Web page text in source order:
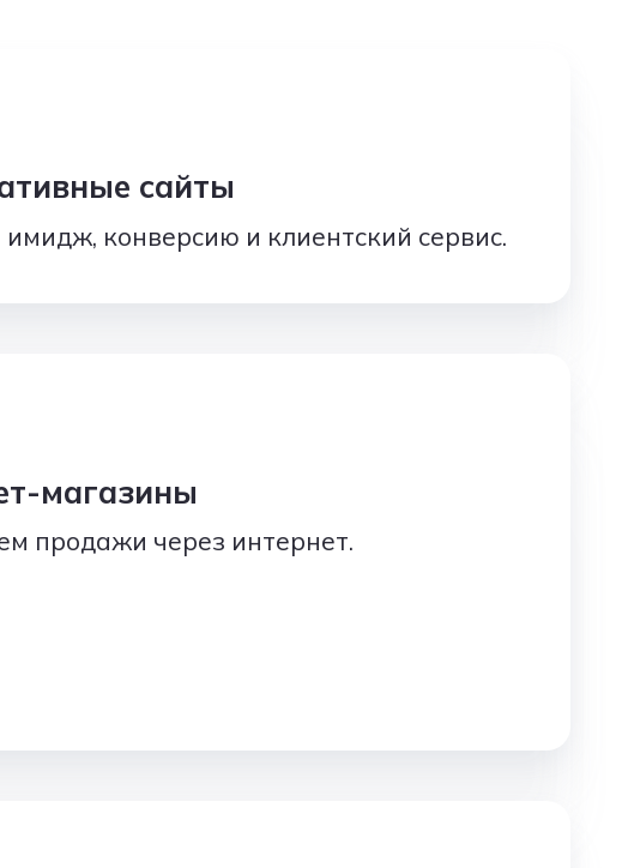
сайты
конверсию и клиентский сервис.
магазины
продажи через интернет.